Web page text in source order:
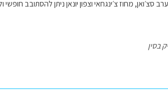
סצ׳ואן, מחוז צ׳ינגחאי וצפון יונאן ניתן להסתובב חופשי
בסין